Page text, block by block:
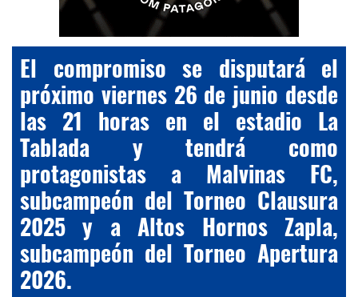
El compromiso se disputará el
próximo viernes 26 de junio desde
las 21 horas en el estadio La
Tablada y tendrá como
protagonistas a Malvinas FC,
subcampeón del Torneo Clausura
2025 y a Altos Hornos Zapla,
subcampeón del Torneo Apertura
2026.